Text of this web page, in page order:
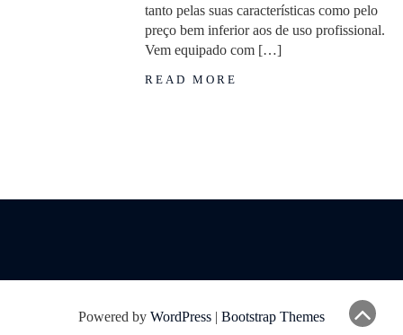
tanto pelas suas características como pelo
preço bem inferior aos de uso profissional.
Vem equipado com […]
READ MORE
Powered by WordPress | Bootstrap Themes